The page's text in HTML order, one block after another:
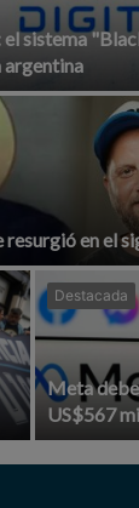
el sistema
argentina
en el
Destacada
Meta
US$567
a niños y
Instagram